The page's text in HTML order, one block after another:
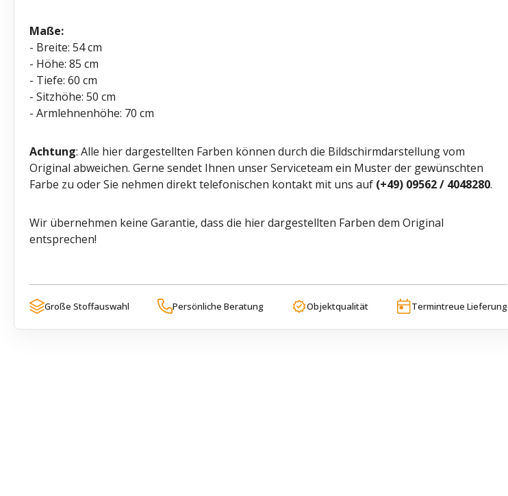
Maße:
- Breite: 54 cm
- Höhe: 85 cm
- Tiefe: 60 cm
- Sitzhöhe: 50 cm
- Armlehnenhöhe: 70 cm
Achtung: Alle hier dargestellten Farben können durch die Bildschirmdarstellung vom
Original abweichen. Gerne sendet Ihnen unser Serviceteam ein Muster der gewünschten
Farbe zu oder Sie nehmen direkt telefonischen kontakt mit uns auf (+49) 09562 / 4048280.
Wir übernehmen keine Garantie, dass die hier dargestellten Farben dem Original
entsprechen!
Große Stoffauswahl Persönliche Beratung Objektqualität Termintreue Lieferung